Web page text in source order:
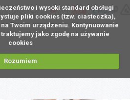
i wysoki standard obsługi
pliki cookies (tzw. ciasteczka),
Twoim urządzeniu. Kontynuowanie
jako zgodę na używanie
cookies
Rozumiem
PL